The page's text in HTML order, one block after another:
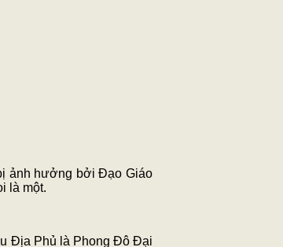
ảnh hưởng bởi Đạo Giáo
là một.
Địa Phủ là Phong Đô Đại